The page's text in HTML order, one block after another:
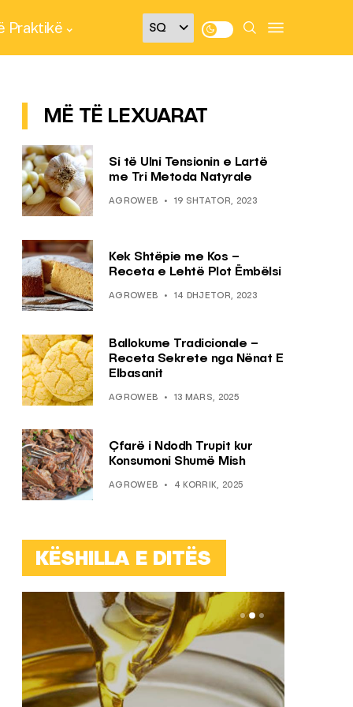
Praktikë
MË TË LEXUARAT
Si të Ulni Tensionin e Lartë
me Tri Metoda Natyrale
AGROWEB 19 SHTATOR, 2023
Kek Shtëpie me Kos –
Receta e Lehtë Plot Ëmbëlsi
AGROWEB 14 DHJETOR, 2023
Ballokume Tradicionale –
Receta Sekrete nga Nënat E
Elbasanit
AGROWEB 13 MARS, 2025
Çfarë i Ndodh Trupit kur
Konsumoni Shumë Mish
AGROWEB 4 KORRIK, 2025
KËSHILLA E DITËS